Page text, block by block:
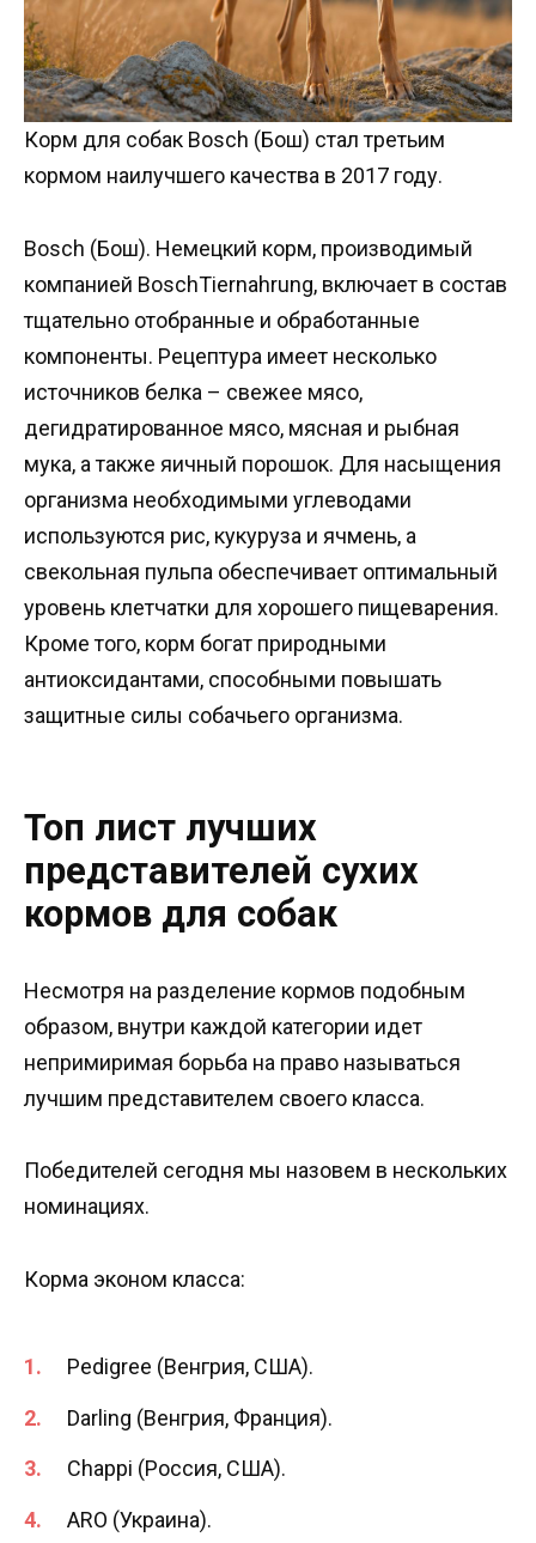
Корм для собак Bosch (Бош) стал третьим
кормом наилучшего качества в 2017 году.
Bosch (Бош). Немецкий корм, производимый
компанией BoschTiernahrung, включает в состав
тщательно отобранные и обработанные
компоненты. Рецептура имеет несколько
источников белка – свежее мясо,
дегидратированное мясо, мясная и рыбная
мука, а также яичный порошок. Для насыщения
организма необходимыми углеводами
используются рис, кукуруза и ячмень, а
свекольная пульпа обеспечивает оптимальный
уровень клетчатки для хорошего пищеварения.
Кроме того, корм богат природными
антиоксидантами, способными повышать
защитные силы собачьего организма.
Топ лист лучших
представителей сухих
кормов для собак
Несмотря на разделение кормов подобным
образом, внутри каждой категории идет
непримиримая борьба на право называться
лучшим представителем своего класса.
Победителей сегодня мы назовем в нескольких
номинациях.
Корма эконом класса:
Рedigree (Венгрия, США).
Darling (Венгрия, Франция).
Chappi (Россия, США).
ARO (Украина).